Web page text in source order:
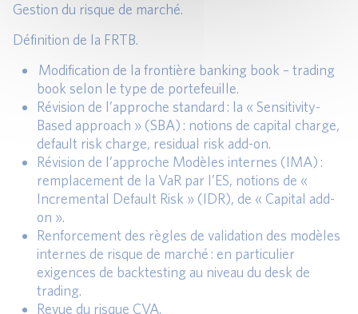
Gestion du risque de marché.
Définition de la FRTB.
Modification de la frontière banking book – trading
book selon le type de portefeuille.
Révision de l’approche standard : la « Sensitivity-
Based approach » (SBA) : notions de capital charge,
default risk charge, residual risk add-on.
Révision de l’approche Modèles internes (IMA) :
remplacement de la VaR par l’ES, notions de «
Incremental Default Risk » (IDR), de « Capital add-
on ».
Renforcement des règles de validation des modèles
internes de risque de marché : en particulier
exigences de backtesting au niveau du desk de
trading.
Revue du risque CVA.